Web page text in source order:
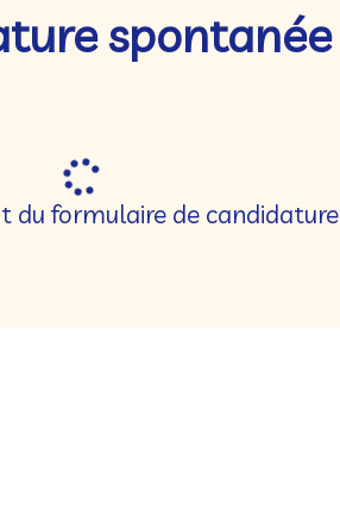
spontanée
du formulaire de candidature